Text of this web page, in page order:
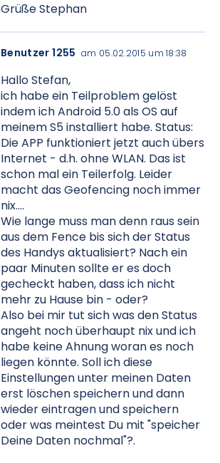
Grüße Stephan
Benutzer 1255 am 05.02.2015 um 18:38
Hallo Stefan,
ich habe ein Teilproblem gelöst
indem ich Android 5.0 als OS auf
meinem S5 installiert habe. Status:
Die APP funktioniert jetzt auch übers
Internet - d.h. ohne WLAN. Das ist
schon mal ein Teilerfolg. Leider
macht das Geofencing noch immer
nix....
Wie lange muss man denn raus sein
aus dem Fence bis sich der Status
des Handys aktualisiert? Nach ein
paar Minuten sollte er es doch
gecheckt haben, dass ich nicht
mehr zu Hause bin - oder?
Also bei mir tut sich was den Status
angeht noch überhaupt nix und ich
habe keine Ahnung woran es noch
liegen könnte. Soll ich diese
Einstellungen unter meinen Daten
erst löschen speichern und dann
wieder eintragen und speichern
oder was meintest Du mit "speicher
Deine Daten nochmal"?.